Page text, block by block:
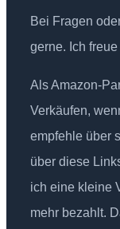
Bei Fragen
gerne. Ich
Als Amazon-
Verkäufen,
empfehle über
über diese
ich eine kleine
mehr bezahlt.